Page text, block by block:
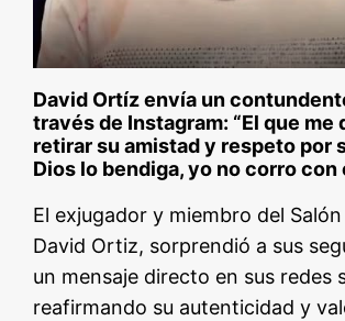
David Ortíz envía un
través de Instagram: “El que me
retirar su amistad y respeto por
Dios lo bendiga, yo no corro con
El exjugador y miembro del
David Ortiz, sorprendió a sus
un mensaje directo en sus redes
reafirmando su autenticidad y